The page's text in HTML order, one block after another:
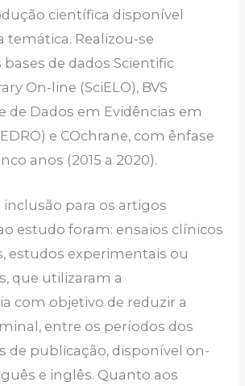
científica disponível
temática. Realizou-se
de dados Scientific
On-line (SciELO), BVS
de Dados em Evidências em
e COchrane, com ênfase
anos (2015 a 2020).
inclusão para os artigos
estudo foram: ensaios clínicos
estudos experimentais ou
que utilizaram a
com objetivo de reduzir a
entre os períodos dos
de publicação, disponível on-
e inglês. Quanto aos